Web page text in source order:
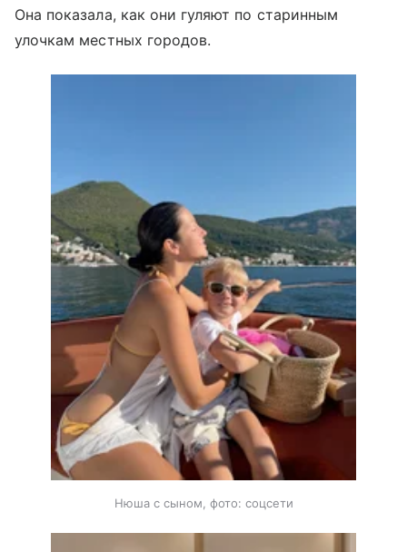
Она показала, как они гуляют по старинным
улочкам местных городов.
Нюша с сыном, фото: соцсети